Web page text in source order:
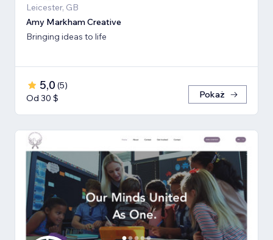
Leicester, GB
Amy Markham Creative
Bringing ideas to life
5,0 (5)
Od 30 $
Pokaż